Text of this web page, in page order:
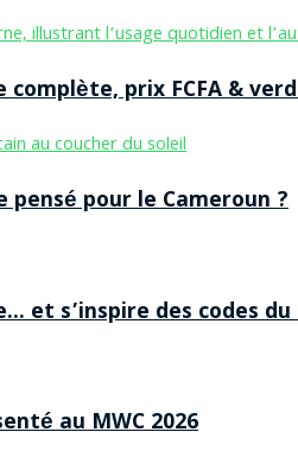
complète, prix FCFA &
pour le Cameroun ?
et s’inspire des codes
au MWC 2026